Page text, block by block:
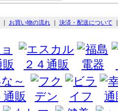
お買い物の流れ｜ 決済・配送について